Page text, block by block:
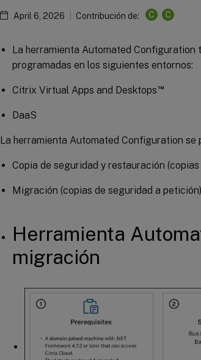
April 6, 2026 Contribución de: C C
La herramienta Automated
programadas en los siguientes entornos:
Citrix Virtual Apps and Desktops™
DaaS
La herramienta Automated Configuration se
Copia de seguridad y restauración
Migración (copias de seguridad a petición)
Herramienta
migración